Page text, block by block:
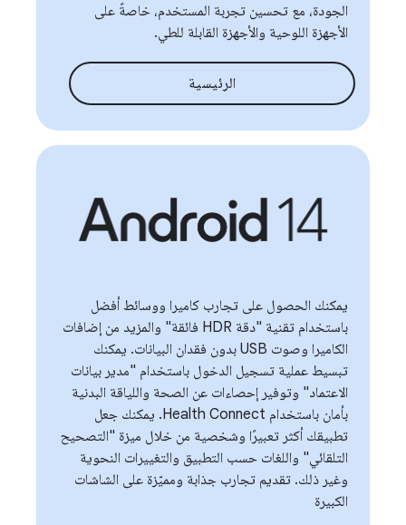
الجودة، مع تحسين تجربة المستخدم، خاصةً على
الأجهزة اللوحية والأجهزة القابلة للطي.
الرئيسية
يمكنك الحصول على تجارب كاميرا ووسائط أفضل
باستخدام تقنية "دقة HDR فائقة" والمزيد من إضافات
الكاميرا وصوت USB بدون فقدان البيانات. يمكنك
تبسيط عملية تسجيل الدخول باستخدام "مدير بيانات
الاعتماد" وتوفير إحصاءات عن الصحة واللياقة البدنية
بأمان باستخدام Health Connect. يمكنك جعل
تطبيقك أكثر تعبيرًا وشخصية من خلال ميزة "التصحيح
التلقائي" واللغات حسب التطبيق والتغييرات النحوية
وغير ذلك. تقديم تجارب جذابة ومميّزة على الشاشات
الكبيرة